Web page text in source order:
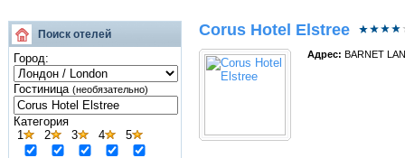
Поиск отелей
Город:
Гостиница (необязательно)
Категория
1
2 3 4 5
Corus Hotel Elstree
Адрес: BARNET